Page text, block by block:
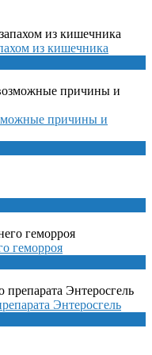
из кишечника
причины и
геморроя
Энтеросгель